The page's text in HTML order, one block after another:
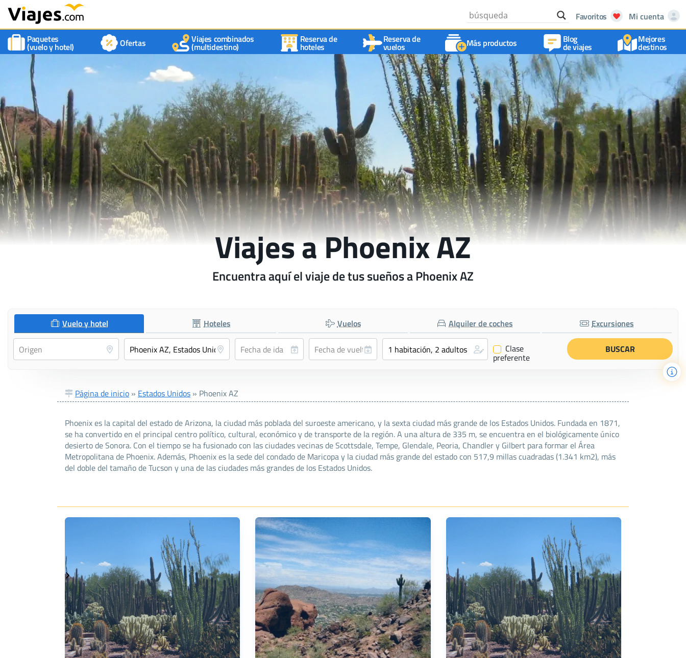
Favoritos
Mi cuenta
Paquetes
(vuelo y hotel) Ofertas Viajes combinados
(multidestino)
Reserva de
hoteles
Reserva de
vuelos Más productos Blog
de viajes
Mejores
destinos
Viajes a Phoenix AZ
Encuentra aquí el viaje de tus sueños a Phoenix AZ
Vuelo y hotel Hoteles Vuelos Alquiler de coches Excursiones
✔ Clase
preferente
Página de inicio » Estados Unidos » Phoenix AZ
Phoenix es la capital del estado de Arizona, la ciudad más poblada del suroeste americano, y la sexta ciudad más grande de los Estados Unidos. Fundada en 1871,
se ha convertido en el principal centro político, cultural, económico y de transporte de la región. A una altura de 335 m, se encuentra en el biológicamente único
desierto de Sonora. Con el tiempo se ha fusionado con las ciudades vecinas de Scottsdale, Tempe, Glendale, Peoria, Chandler y Gilbert para formar el Área
Metropolitana de Phoenix. Además, Phoenix es la sede del condado de Maricopa y la ciudad más grande del estado con 517,9 millas cuadradas (1.341 km2), más
del doble del tamaño de Tucson y una de las ciudades más grandes de los Estados Unidos.